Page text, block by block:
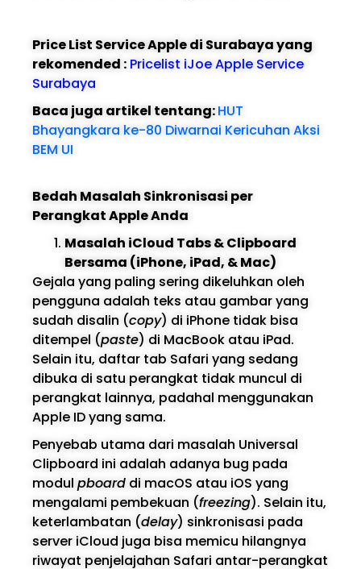
Price List Service Apple di Surabaya yang
rekomended : Pricelist iJoe Apple Service
Surabaya
Baca juga artikel tentang:HUT
Bhayangkara ke-80 Diwarnai Kericuhan Aksi
BEM UI
Bedah Masalah Sinkronisasi per
Perangkat Apple Anda
Masalah iCloud Tabs & Clipboard
Bersama (iPhone, iPad, & Mac)
Gejala yang paling sering dikeluhkan oleh
pengguna adalah teks atau gambar yang
sudah disalin (copy) di iPhone tidak bisa
ditempel (paste) di MacBook atau iPad.
Selain itu, daftar tab Safari yang sedang
dibuka di satu perangkat tidak muncul di
perangkat lainnya, padahal menggunakan
Apple ID yang sama.
Penyebab utama dari masalah Universal
Clipboard ini adalah adanya bug pada
modul pboard di macOS atau iOS yang
mengalami pembekuan (freezing). Selain itu,
keterlambatan (delay) sinkronisasi pada
server iCloud juga bisa memicu hilangnya
riwayat penjelajahan Safari antar-perangkat